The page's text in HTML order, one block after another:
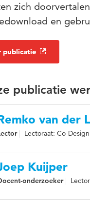
zich
en
publicatie
publicatie
van der
Lectoraat: Co-Design
Kuijper
onderzoeker